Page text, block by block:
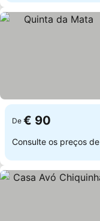
De € 90
Consulte os preços de